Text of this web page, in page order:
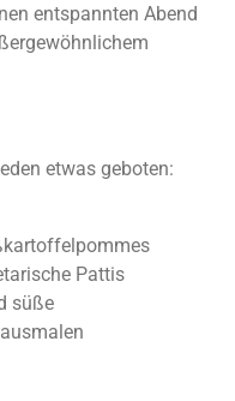
entspannten Abend
etwas geboten:
Pattis
süße